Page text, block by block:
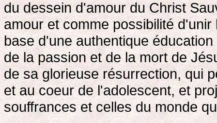
du dessein d'amour du Christ
amour et comme possibilité
base d'une authentique
de la passion et de la mort de
de sa glorieuse résurrection, qui
et au coeur de l'adolescent, et
souffrances et celles du monde